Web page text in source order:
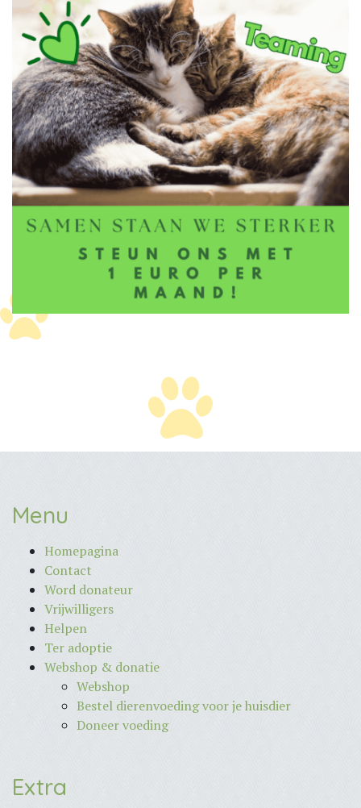
Menu
Homepagina
Contact
Word donateur
Vrijwilligers
Helpen
Ter adoptie
Webshop & donatie
Webshop
Bestel dierenvoeding voor je huisdier
Doneer voeding
Extra